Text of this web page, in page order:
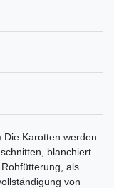
Karotten werden
blanchiert
als
von